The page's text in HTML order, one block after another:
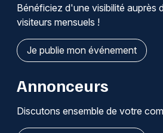
Bénéficiez d'une visibilité auprès
visiteurs mensuels !
Je publie mon événement
Annonceurs
Discutons ensemble de votre